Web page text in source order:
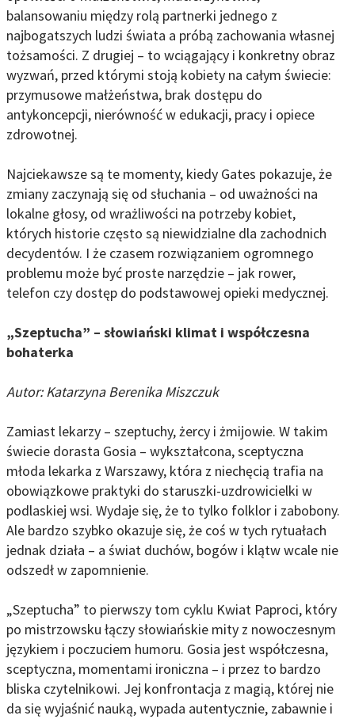
balansowaniu między rolą partnerki jednego z
najbogatszych ludzi świata a próbą zachowania własnej
tożsamości. Z drugiej – to wciągający i konkretny obraz
wyzwań, przed którymi stoją kobiety na całym świecie:
przymusowe małżeństwa, brak dostępu do
antykoncepcji, nierówność w edukacji, pracy i opiece
zdrowotnej.
Najciekawsze są te momenty, kiedy Gates pokazuje, że
zmiany zaczynają się od słuchania – od uważności na
lokalne głosy, od wrażliwości na potrzeby kobiet,
których historie często są niewidzialne dla zachodnich
decydentów. I że czasem rozwiązaniem ogromnego
problemu może być proste narzędzie – jak rower,
telefon czy dostęp do podstawowej opieki medycznej.
„Szeptucha” – słowiański klimat i współczesna
bohaterka
Autor: Katarzyna Berenika Miszczuk
Zamiast lekarzy – szeptuchy, żercy i żmijowie. W takim
świecie dorasta Gosia – wykształcona, sceptyczna
młoda lekarka z Warszawy, która z niechęcią trafia na
obowiązkowe praktyki do staruszki-uzdrowicielki w
podlaskiej wsi. Wydaje się, że to tylko folklor i zabobony.
Ale bardzo szybko okazuje się, że coś w tych rytuałach
jednak działa – a świat duchów, bogów i klątw wcale nie
odszedł w zapomnienie.
„Szeptucha” to pierwszy tom cyklu Kwiat Paproci, który
po mistrzowsku łączy słowiańskie mity z nowoczesnym
językiem i poczuciem humoru. Gosia jest współczesna,
sceptyczna, momentami ironiczna – i przez to bardzo
bliska czytelnikowi. Jej konfrontacja z magią, której nie
da się wyjaśnić nauką, wypada autentycznie, zabawnie i